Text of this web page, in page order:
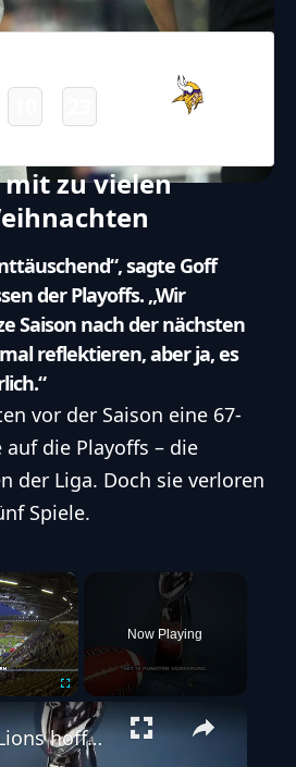
zu vielen
sagte Goff
der Playoffs. „Wir
Saison nach der nächsten
reflektieren, aber ja, es
vor der Saison eine 67-
die Playoffs – die
der Liga. Doch sie verloren
Spiele.
×
Fullscreen
Now Playing
Detroit Lions hoffen auf Ende der Thanksgiving-Misere